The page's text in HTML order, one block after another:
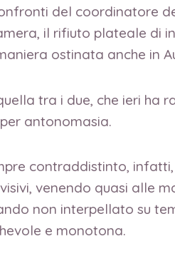
del coordinatore
il rifiuto plateale di
ostinata anche in
tra i due, che ieri ha
antonomasia.
contraddistinto,
venendo quasi alle
non interpellato su
e monotona.